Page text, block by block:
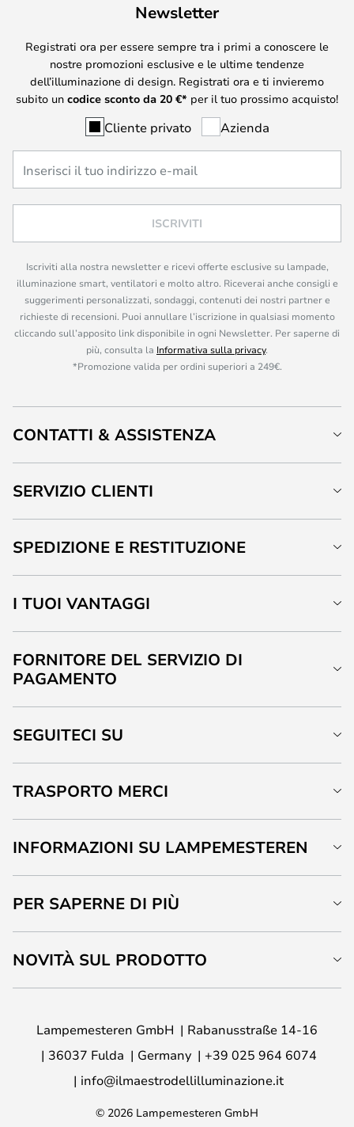
Newsletter
Registrati ora per essere sempre tra i primi a conoscere le
nostre promozioni esclusive e le ultime tendenze
dell’illuminazione di design. Registrati ora e ti invieremo
subito un codice sconto da 20 €* per il tuo prossimo acquisto!
Cliente privato Azienda
ISCRIVITI
Iscriviti alla nostra newsletter e ricevi offerte esclusive su lampade,
illuminazione smart, ventilatori e molto altro. Riceverai anche consigli e
suggerimenti personalizzati, sondaggi, contenuti dei nostri partner e
richieste di recensioni. Puoi annullare l’iscrizione in qualsiasi momento
cliccando sull’apposito link disponibile in ogni Newsletter. Per saperne di
più, consulta la Informativa sulla privacy.
*Promozione valida per ordini superiori a 249€.
CONTATTI & ASSISTENZA
SERVIZIO CLIENTI
SPEDIZIONE E RESTITUZIONE
I TUOI VANTAGGI
FORNITORE DEL SERVIZIO DI
PAGAMENTO
SEGUITECI SU
TRASPORTO MERCI
INFORMAZIONI SU LAMPEMESTEREN
PER SAPERNE DI PIÙ
NOVITÀ SUL PRODOTTO
Lampemesteren GmbH
Rabanusstraße 14-16
36037 Fulda
Germany
+39 025 964 6074
info@ilmaestrodellilluminazione.it
© 2026 Lampemesteren GmbH